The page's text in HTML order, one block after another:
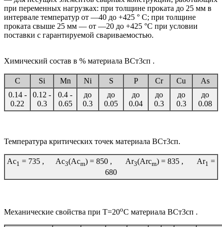
при переменных нагрузках: при толщине проката до 25 мм в
интервале температур от —40 до +425 ° С; при толщине
проката свыше 25 мм — от —20 до +425 °С при условии
поставки с гарантируемой свариваемостью.
Химический состав в % материала ВСт3сп .
C Si Mn Ni S P Cr Cu
As
0.14 -
0.22
0.12 -
0.3
0.4 -
0.65
до
0.3
до
0.05
до
0.04
до
0.3
до
0.3
до
0.08
Температура критических точек материала ВСт3сп.
Ac1 = 735 , Ac3(Acm) = 850 , Ar3(Arcm) = 835 , Ar1 =
680
Механические свойства при Т=20oС материала ВСт3сп .